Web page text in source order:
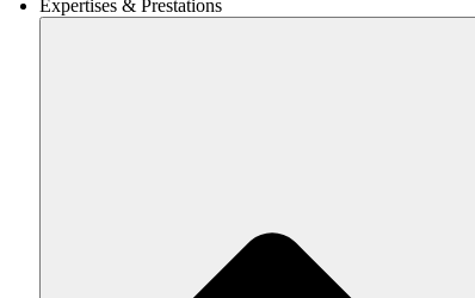
Expertises & Prestations